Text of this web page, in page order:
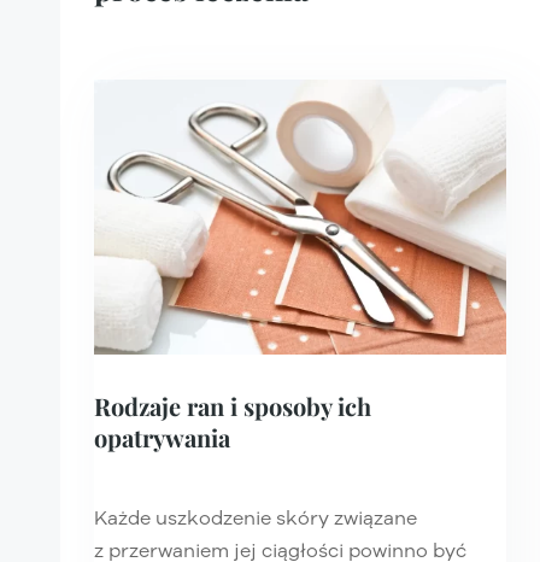
Rodzaje ran i sposoby ich
opatrywania
Każde uszkodzenie skóry związane
z przerwaniem jej ciągłości powinno być